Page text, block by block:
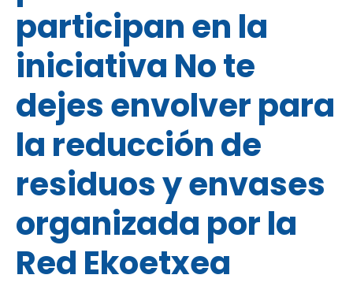
participan en la
iniciativa No te
dejes envolver para
la reducción de
residuos y envases
organizada por la
Red Ekoetxea